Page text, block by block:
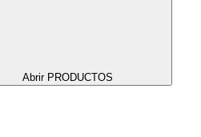
Abrir PRODUCTOS